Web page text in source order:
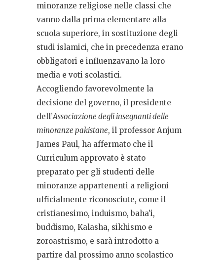
minoranze religiose nelle classi che
vanno dalla prima elementare alla
scuola superiore, in sostituzione degli
studi islamici, che in precedenza erano
obbligatori e influenzavano la loro
media e voti scolastici.
Accogliendo favorevolmente la
decisione del governo, il presidente
dell’Associazione degli insegnanti delle
minoranze pakistane, il professor Anjum
James Paul, ha affermato che il
Curriculum approvato è stato
preparato per gli studenti delle
minoranze appartenenti a religioni
ufficialmente riconosciute, come il
cristianesimo, induismo, baha’i,
buddismo, Kalasha, sikhismo e
zoroastrismo, e sarà introdotto a
partire dal prossimo anno scolastico